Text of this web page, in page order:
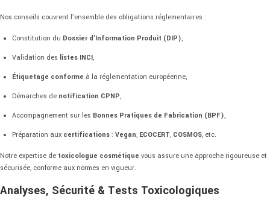
Nos conseils couvrent l’ensemble des obligations réglementaires :
Constitution du Dossier d’Information Produit (DIP),
Validation des listes INCI,
Étiquetage conforme à la réglementation européenne,
Démarches de notification CPNP,
Accompagnement sur les Bonnes Pratiques de Fabrication (BPF),
Préparation aux certifications : Vegan, ECOCERT, COSMOS, etc.
Notre expertise de toxicologue cosmétique vous assure une approche rigoureuse et
sécurisée, conforme aux normes en vigueur.
Analyses, Sécurité & Tests Toxicologiques